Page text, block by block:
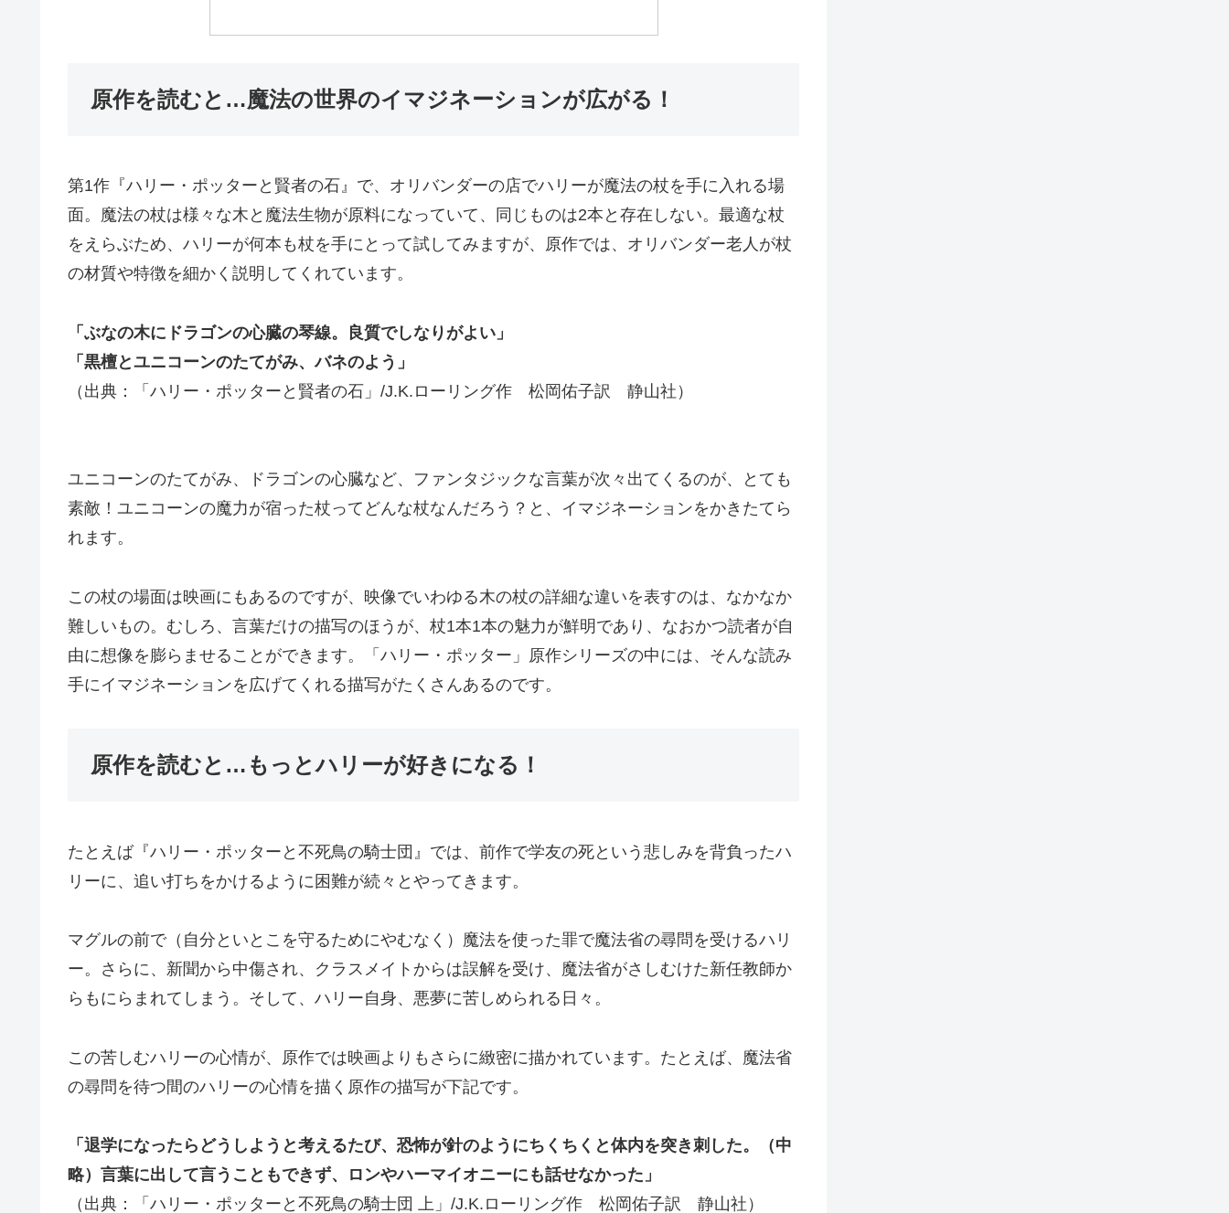
原作を読むと…魔法の世界のイマジネーションが広がる！
第1作『ハリー・ポッターと賢者の石』で、オリバンダーの店でハリーが魔法の杖を手に入れる場
面。魔法の杖は様々な木と魔法生物が原料になっていて、同じものは2本と存在しない。最適な杖
をえらぶため、ハリーが何本も杖を手にとって試してみますが、原作では、オリバンダー老人が杖
の材質や特徴を細かく説明してくれています。
「ぶなの木にドラゴンの心臓の琴線。良質でしなりがよい」
「黒檀とユニコーンのたてがみ、バネのよう」
（出典：「ハリー・ポッターと賢者の石」/J.K.ローリング作 松岡佑子訳 静山社）
ユニコーンのたてがみ、ドラゴンの心臓など、ファンタジックな言葉が次々出てくるのが、とても
素敵！ユニコーンの魔力が宿った杖ってどんな杖なんだろう？と、イマジネーションをかきたてら
れます。
この杖の場面は映画にもあるのですが、映像でいわゆる木の杖の詳細な違いを表すのは、なかなか
難しいもの。むしろ、言葉だけの描写のほうが、杖1本1本の魅力が鮮明であり、なおかつ読者が自
由に想像を膨らませることができます。「ハリー・ポッター」原作シリーズの中には、そんな読み
手にイマジネーションを広げてくれる描写がたくさんあるのです。
原作を読むと…もっとハリーが好きになる！
たとえば『ハリー・ポッターと不死鳥の騎士団』では、前作で学友の死という悲しみを背負ったハ
リーに、追い打ちをかけるように困難が続々とやってきます。
マグルの前で（自分といとこを守るためにやむなく）魔法を使った罪で魔法省の尋問を受けるハリ
ー。さらに、新聞から中傷され、クラスメイトからは誤解を受け、魔法省がさしむけた新任教師か
らもにらまれてしまう。そして、ハリー自身、悪夢に苦しめられる日々。
この苦しむハリーの心情が、原作では映画よりもさらに緻密に描かれています。たとえば、魔法省
の尋問を待つ間のハリーの心情を描く原作の描写が下記です。
「退学になったらどうしようと考えるたび、恐怖が針のようにちくちくと体内を突き刺した。（中
略）言葉に出して言うこともできず、ロンやハーマイオニーにも話せなかった」
（出典：「ハリー・ポッターと不死鳥の騎士団 上」/J.K.ローリング作 松岡佑子訳 静山社）